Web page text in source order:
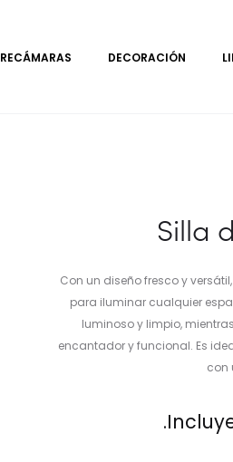
RECÁMARAS DECORACIÓN
Silla
Con un diseño fresco y
para iluminar cualquier
luminoso y limpio,
encantador y funcional. Es
con